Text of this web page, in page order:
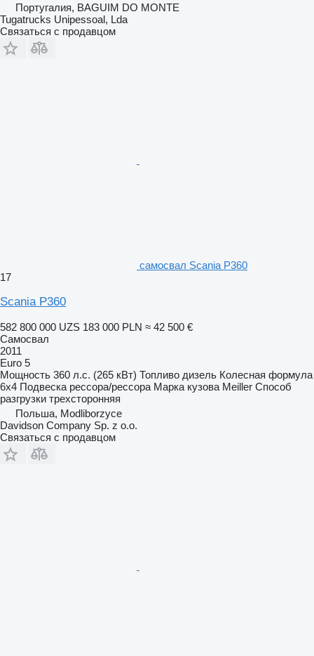
Португалия, BAGUIM DO MONTE
Tugatrucks Unipessoal, Lda
Связаться с продавцом
самосвал Scania P360
17
Scania P360
582 800 000 UZS 183 000 PLN ≈ 42 500 €
Самосвал
2011
Euro 5
Мощность 360 л.с. (265 кВт) Топливо дизель Колесная формула
6x4 Подвеска рессора/рессора Марка кузова Meiller Способ
разгрузки трехсторонняя
Польша, Modliborzyce
Davidson Company Sp. z o.o.
Связаться с продавцом